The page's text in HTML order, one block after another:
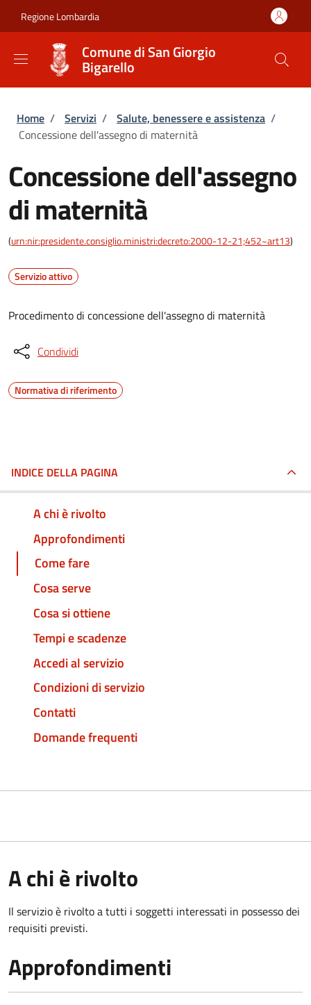
Regione Lombardia
Comune di San Giorgio
Bigarello
Briciole di pane
Home / Servizi / Salute, benessere e assistenza /
Concessione dell'assegno di maternità
Concessione dell'assegno
di maternità
(urn:nir:presidente.consiglio.ministri:decreto:2000-12-21;452~art13)
Servizio attivo
Procedimento di concessione dell'assegno di maternità
Condividi
Normativa di riferimento
INDICE DELLA PAGINA
A chi è rivolto
Approfondimenti
Come fare
Cosa serve
Cosa si ottiene
Tempi e scadenze
Accedi al servizio
Condizioni di servizio
Contatti
Domande frequenti
A chi è rivolto
Il servizio è rivolto a tutti i soggetti interessati in possesso dei
requisiti previsti.
Approfondimenti